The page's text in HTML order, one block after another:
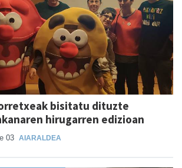
bisitatu dituzte
hirugarren edizioan
03 AIARALDEA